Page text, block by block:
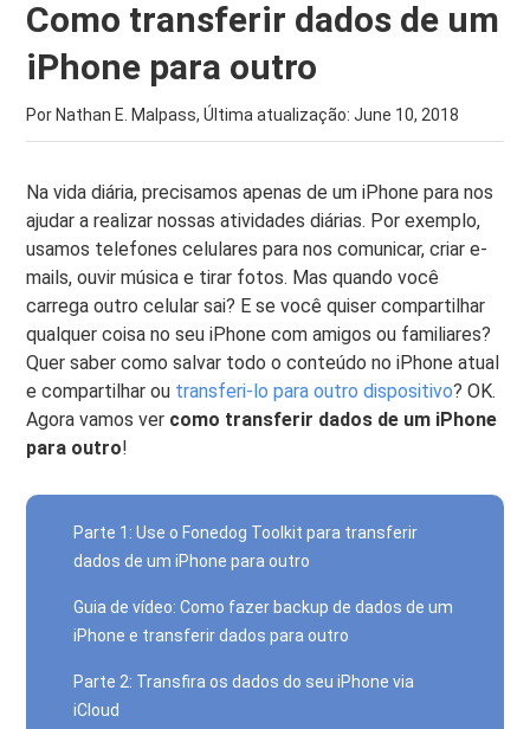
Como transferir dados de um
iPhone para outro
Por Nathan E. Malpass, Última atualização:June 10, 2018
Na vida diária, precisamos apenas de um iPhone para nos
ajudar a realizar nossas atividades diárias. Por exemplo,
usamos telefones celulares para nos comunicar, criar e-
mails, ouvir música e tirar fotos. Mas quando você
carrega outro celular sai? E se você quiser compartilhar
qualquer coisa no seu iPhone com amigos ou familiares?
Quer saber como salvar todo o conteúdo no iPhone atual
e compartilhar ou transferi-lo para outro dispositivo? OK.
Agora vamos ver como transferir dados de um iPhone
para outro!
Parte 1: Use o Fonedog Toolkit para transferir
dados de um iPhone para outro
Guia de vídeo: Como fazer backup de dados de um
iPhone e transferir dados para outro
Parte 2: Transfira os dados do seu iPhone via
iCloud